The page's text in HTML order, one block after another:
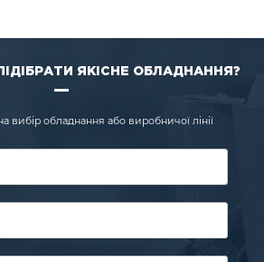
ЯКІСНЕ ОБЛАДНАННЯ?
вибір обладнання або виробничої лінії